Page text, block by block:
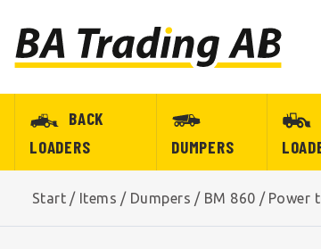
BACK
LOADERS
DUMPERS
Start / Items / Dumpers / BM 860 / Power